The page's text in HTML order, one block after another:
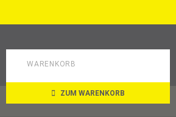
WARENKORB
ZUM WARENKORB